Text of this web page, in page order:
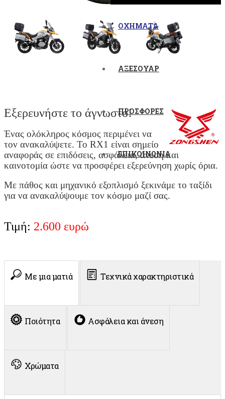
ΟΧΗΜΑΤΑ
ΑΞΕΣΟΥΑΡ
ΠΡΟΣΦΟΡΕΣ
ΕΠΙΚΟΙΝΩΝΙΑ
Εξερευνήστε το άγνωστο!
Ένας ολόκληρος κόσμος περιμένει να
τον ανακαλύψετε. Το RX1 είναι σημείο
αναφοράς σε επιδόσεις, ασφάλεια, άνεση και
καινοτομία ώστε να προσφέρει εξερεύνηση χωρίς όρια.
Με πάθος και μηχανικό εξοπλισμό ξεκινάμε το ταξίδι
για να ανακαλύψουμε τον κόσμο μαζί σας.
Τιμή: 2.600 ευρώ
Με μια ματιά Τεχνικά χαρακτηριστικά
Ποιότητα Ασφάλεια και άνεση
Χρώματα